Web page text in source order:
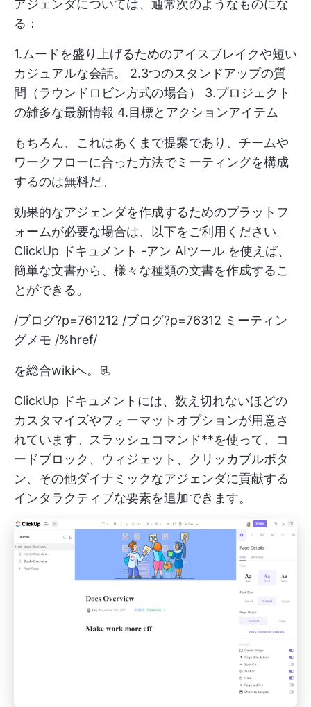
アジェンダについては、通常次のようなものにな
る：
1.ムードを盛り上げるためのアイスブレイクや短い
カジュアルな会話。 2.3つのスタンドアップの質
問（ラウンドロビン方式の場合） 3.プロジェクト
の雑多な最新情報 4.目標とアクションアイテム
もちろん、これはあくまで提案であり、チームや
ワークフローに合った方法でミーティングを構成
するのは無料だ。
効果的なアジェンダを作成するためのプラットフ
ォームが必要な場合は、以下をご利用ください。
ClickUp ドキュメント -アン AIツール を使えば、
簡単な文書から、様々な種類の文書を作成するこ
とができる。
/ブログ?p=761212 /ブログ?p=76312 ミーティン
グメモ /%href/
を総合wikiへ。📃
ClickUp ドキュメントには、数え切れないほどの
カスタマイズやフォーマットオプションが用意さ
れています。スラッシュコマンド**を使って、コ
ードブロック、ウィジェット、クリッカブルボタ
ン、その他ダイナミックなアジェンダに貢献する
インタラクティブな要素を追加できます。